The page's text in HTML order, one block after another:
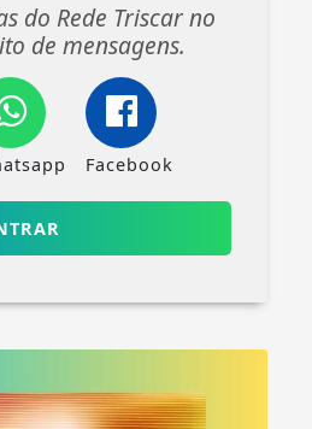
do Rede Triscar no
de mensagens.
Facebook